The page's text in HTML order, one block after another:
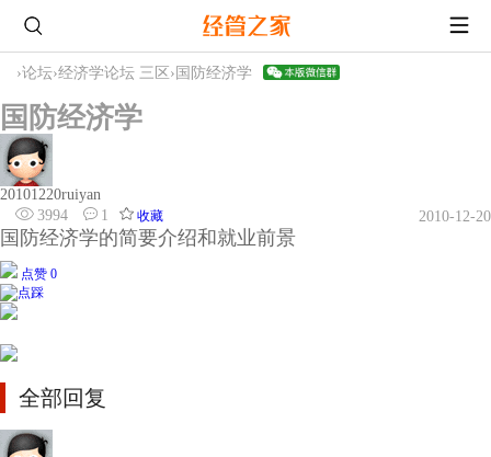
›论坛›经济学论坛 三区 › 国防经济学
国防经济学
20101220ruiyan
3994
1 收藏 2010-12-20
国防经济学的简要介绍和就业前景
点赞 0
全部回复